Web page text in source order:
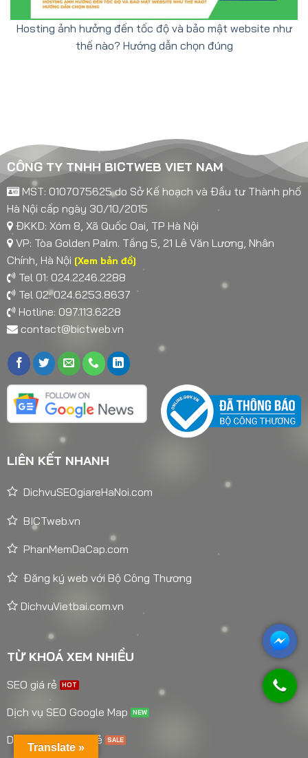
Hosting ảnh hưởng đến tốc độ và bảo mật website như
thế nào? Hướng dẫn chọn đúng
CÔNG TY TNHH BICTWEB VIET NAM
MST: 0107075625 do Sở Kế hoạch và Đầu tư Thành phố
Hà Nội cấp ngày 30/10/2015
ĐKKD: Xóm 8, Xã Quốc Oai, TP Hà Nội
VP: Tòa Golden Palm. Tầng 5, 21 Lê Văn Lương, Nhân
Chính, Hà Nội [Xem bản đồ]
Tel 01: 024.2246.2288
Tel 02: 024.6253.8637
Hotline: 097.113.6228
contact@bictweb.vn
LIÊN KẾT NHANH
DichvuSEOgiareHaNoi.com
BICTweb.vn
PhanMemDaCap.com
Đăng ký web với Bộ Công Thương
DichvuVietbai.com.vn
TỪ KHOÁ XEM NHIỀU
SEO giá rẻ
Dịch vụ SEO Google Map
Dịch Vụ SEO Giá Rẻ
Translate »